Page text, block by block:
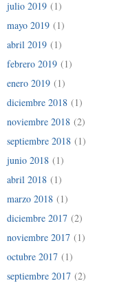
julio 2019 (1)
mayo 2019 (1)
abril 2019 (1)
febrero 2019 (1)
enero 2019 (1)
diciembre 2018 (1)
noviembre 2018 (2)
septiembre 2018 (1)
junio 2018 (1)
abril 2018 (1)
marzo 2018 (1)
diciembre 2017 (2)
noviembre 2017 (1)
octubre 2017 (1)
septiembre 2017 (2)